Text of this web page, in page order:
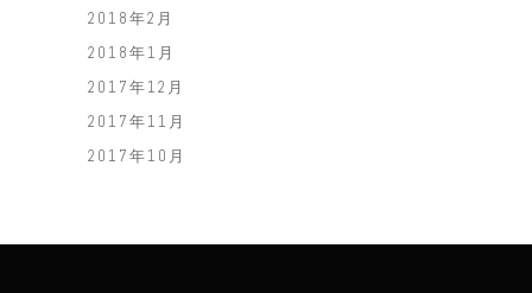
2018年2月
2018年1月
2017年12月
2017年11月
2017年10月